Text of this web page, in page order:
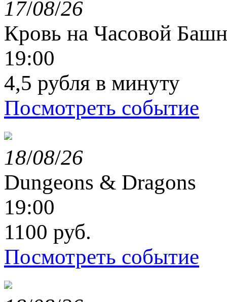
17/08/26
Кровь на Часовой
19:00
4,5 рубля в минуту
Посмотреть событие
18/08/26
Dungeons & Dragons
19:00
1100 руб.
Посмотреть событие